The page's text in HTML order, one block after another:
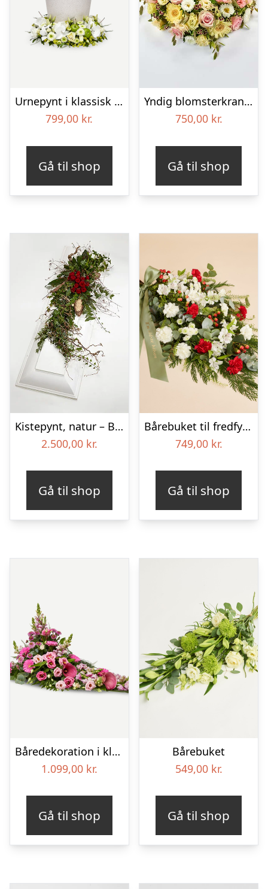
Urnepynt i klassisk stil – creme
799,00 kr.
Gå til shop
Yndig blomsterkrans i pastelfarver, floristens valg – Blomster til begravelse
750,00 kr.
Gå til shop
Kistepynt, natur – Blomster til begravelse
2.500,00 kr.
Gå til shop
Bårebuket til fredfyldt kærlighed med bånd
749,00 kr.
Gå til shop
Båredekoration i klassisk stil – pink
1.099,00 kr.
Gå til shop
Bårebuket
549,00 kr.
Gå til shop